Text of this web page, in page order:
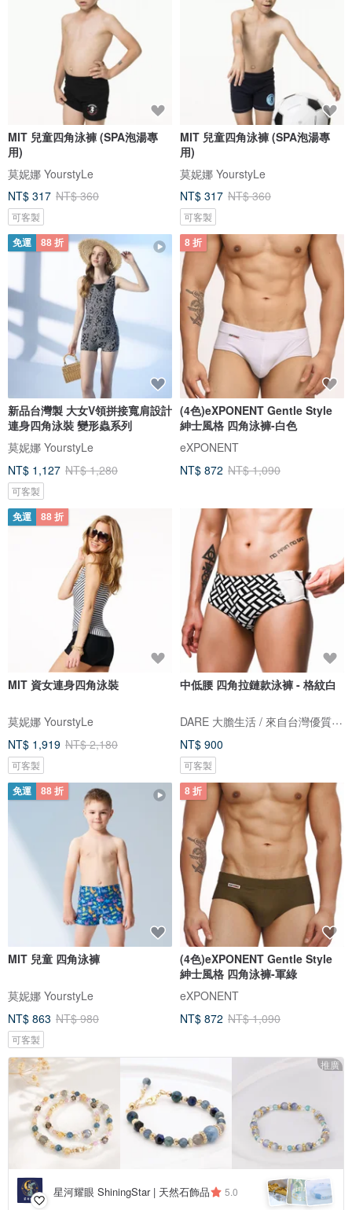
MIT 兒童四角泳褲 (SPA泡湯專
用)
莫妮娜 YourstyLe
NT$ 317 NT$ 360
可客製
MIT 兒童四角泳褲 (SPA泡湯專
用)
莫妮娜 YourstyLe
NT$ 317 NT$ 360
可客製
免運 88 折
新品台灣製 大女V領拼接寬肩設計
連身四角泳裝 變形蟲系列
莫妮娜 YourstyLe
NT$ 1,127 NT$ 1,280
可客製
8 折
(4色)eXPONENT Gentle Style
紳士風格 四角泳褲-白色
eXPONENT
NT$ 872 NT$ 1,090
免運 88 折
MIT 資女連身四角泳裝
莫妮娜 YourstyLe
NT$ 1,919 NT$ 2,180
可客製
中低腰 四角拉鏈款泳褲 - 格紋白
DARE 大膽生活 / 來自台灣優質男性內著
NT$ 900
可客製
免運 88 折
MIT 兒童 四角泳褲
莫妮娜 YourstyLe
NT$ 863 NT$ 980
可客製
8 折
(4色)eXPONENT Gentle Style
紳士風格 四角泳褲-軍綠
eXPONENT
NT$ 872 NT$ 1,090
推廣
星河耀眼 ShiningStar | 天然石飾品 5.0